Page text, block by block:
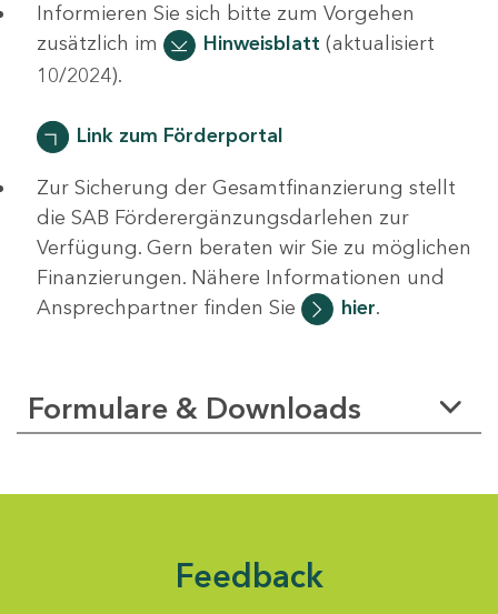
Informieren Sie sich bitte zum Vorgehen
zusätzlich im
Hinweisblatt (aktualisiert
10/2024).
Link zum Förderportal
Zur Sicherung der Gesamtfinanzierung stellt
die SAB Förderergänzungsdarlehen zur
Verfügung. Gern beraten wir Sie zu möglichen
Finanzierungen. Nähere Informationen und
Ansprechpartner finden Sie
hier.
Formulare & Downloads
Feedback